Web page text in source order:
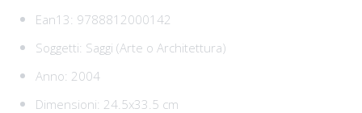
Ean13: 9788812000142
Soggetti: Saggi (Arte o Architettura)
Anno: 2004
Dimensioni: 24.5x33.5 cm